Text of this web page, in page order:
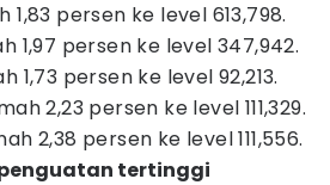
1,83 persen ke level 613,798.
1,97 persen ke level 347,942.
1,73 persen ke level 92,213.
2,23 persen ke level 111,329.
2,38 persen ke level 111,556.
tertinggi